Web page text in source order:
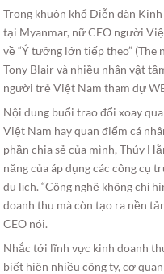
Trong khuôn khổ Diễn đàn
tại Myanmar, nữ CEO người
về “Ý tưởng lớn tiếp theo” (The
Tony Blair và nhiều nhân vật
người trẻ Việt Nam tham dự
Nội dung buổi trao đổi xoay
Việt Nam hay quan điểm cá
phần chia sẻ của mình, Thúy
năng của áp dụng các công cụ
du lịch. “Công nghệ không chỉ
doanh thu mà còn tạo ra nền
CEO nói.
Nhắc tới lĩnh vực kinh doanh
biết hiện nhiều công ty, cơ